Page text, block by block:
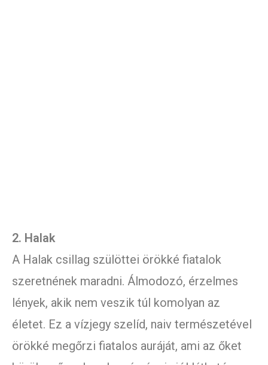
2. Halak
A Halak csillag szülöttei örökké fiatalok
szeretnének maradni. Álmodozó, érzelmes
lények, akik nem veszik túl komolyan az
életet. Ez a vízjegy szelíd, naiv természetével
örökké megőrzi fiatalos auráját, ami az őket